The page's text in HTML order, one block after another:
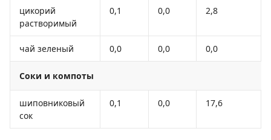
цикорий
растворимый
0,1 0,0 2,8
чай зеленый 0,0 0,0 0,0
Соки и компоты
шиповниковый
сок
0,1 0,0 17,6